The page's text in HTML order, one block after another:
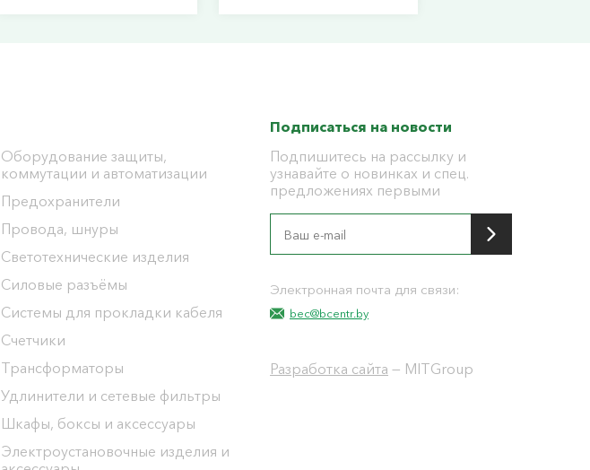
Оборудование защиты,
коммутации и автоматизации
Предохранители
Провода, шнуры
Светотехнические изделия
Силовые разъёмы
Системы для прокладки кабеля
Счетчики
Трансформаторы
Удлинители и сетевые фильтры
Шкафы, боксы и аксессуары
Электроустановочные изделия и
Подписаться на новости
Подпишитесь на рассылку и
узнавайте о новинках и спец.
предложениях первыми
Электронная почта для связи:
bec@bcentr.by
Разработка сайта — MITGroup